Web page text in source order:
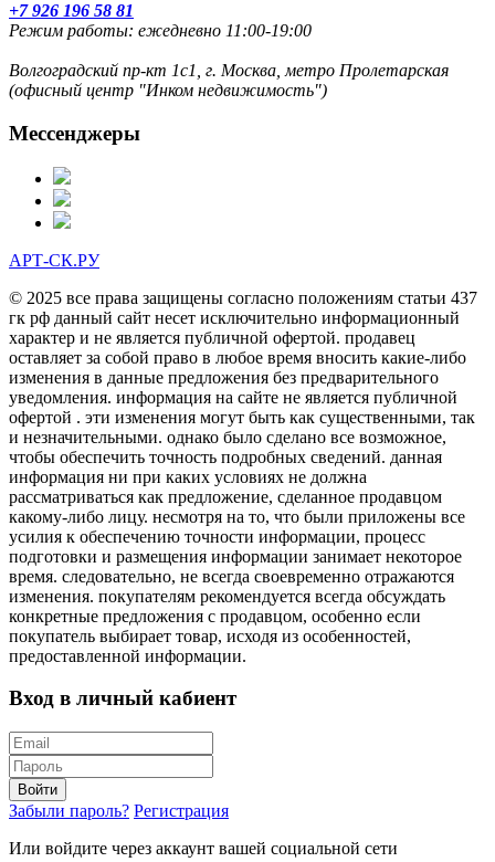
+7 926 196 58 81
Режим работы: ежедневно 11:00-19:00
Волгоградский пр-кт 1с1, г. Москва, метро Пролетарская
(офисный центр "Инком недвижимость")
Мессенджеры
АРТ-СК.РУ
© 2025 все права защищены согласно положениям статьи 437
гк рф данный сайт несет исключительно информационный
характер и не является публичной офертой. продавец
оставляет за собой право в любое время вносить какие-либо
изменения в данные предложения без предварительного
уведомления. информация на сайте не является публичной
офертой . эти изменения могут быть как существенными, так
и незначительными. однако было сделано все возможное,
чтобы обеспечить точность подробных сведений. данная
информация ни при каких условиях не должна
рассматриваться как предложение, сделанное продавцом
какому-либо лицу. несмотря на то, что были приложены все
усилия к обеспечению точности информации, процесс
подготовки и размещения информации занимает некоторое
время. следовательно, не всегда своевременно отражаются
изменения. покупателям рекомендуется всегда обсуждать
конкретные предложения с продавцом, особенно если
покупатель выбирает товар, исходя из особенностей,
предоставленной информации.
Вход в личный кабиент
Войти
Забыли пароль? Регистрация
Или войдите через аккаунт вашей социальной сети